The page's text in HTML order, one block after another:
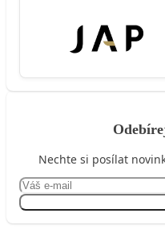
Nechte si posílat